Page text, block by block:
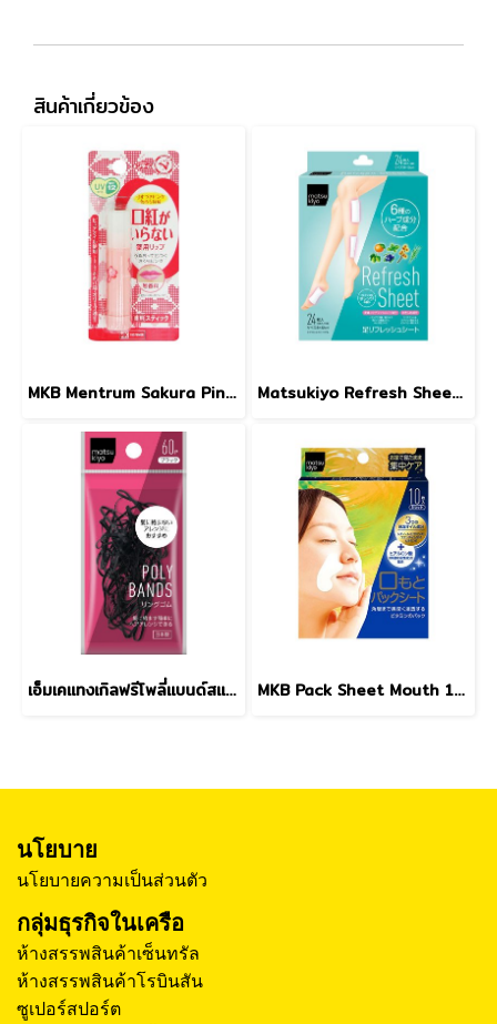
สินค้าเกี่ยวข้อง
MKB Mentrum Sakura Pink Lip SPF12 3.5g. Matsukiyo Refresh Sheet 24pcs.
เอ็มเคแทงเกิลฟรีโพลี่แบนด์สแบล็ค 60ชิ้น MKB Pack Sheet Mouth 10sheets
นโยบาย
นโยบายความเป็นส่วนตัว
กลุ่มธุรกิจในเครือ
ห้างสรรพสินค้าเซ็นทรัล
ห้างสรรพสินค้าโรบินสัน
ซูเปอร์สปอร์ต